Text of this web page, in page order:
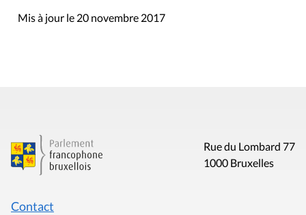
Mis à jour le 20 novembre 2017
Rue du Lombard 77
1000 Bruxelles
Contact